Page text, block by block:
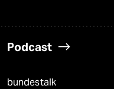
Podcast
bundestalk